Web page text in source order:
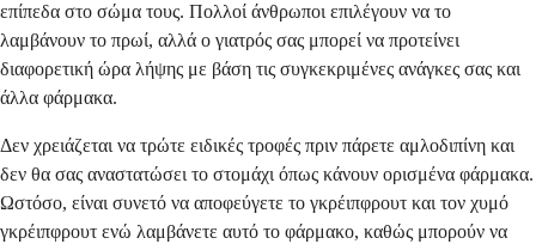
επίπεδα στο σώμα τους. Πολλοί άνθρωποι επιλέγουν να το
λαμβάνουν το πρωί, αλλά ο γιατρός σας μπορεί να προτείνει
διαφορετική ώρα λήψης με βάση τις συγκεκριμένες ανάγκες σας και
άλλα φάρμακα.
Δεν χρειάζεται να τρώτε ειδικές τροφές πριν πάρετε αμλοδιπίνη και
δεν θα σας αναστατώσει το στομάχι όπως κάνουν ορισμένα φάρμακα.
Ωστόσο, είναι συνετό να αποφεύγετε το γκρέιπφρουτ και τον χυμό
γκρέιπφρουτ ενώ λαμβάνετε αυτό το φάρμακο, καθώς μπορούν να